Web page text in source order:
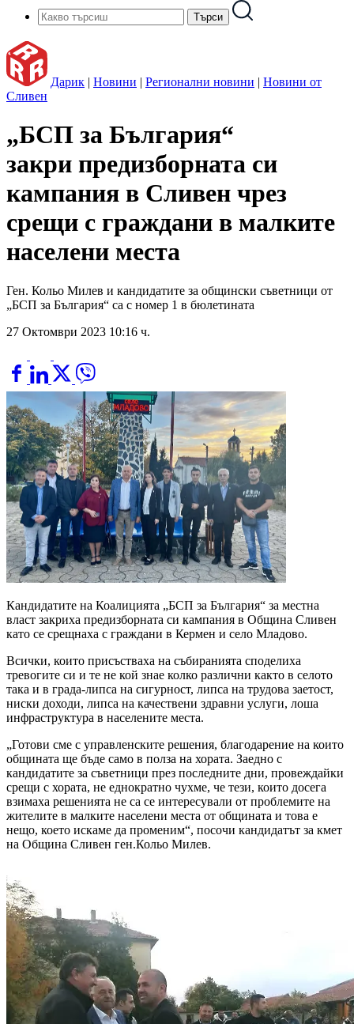
Дарик | Новини | Регионални новини | Новини от
Сливен
„БСП за България“
закри предизборната си
кампания в Сливен чрез
срещи с граждани в малките
населени места
Ген. Кольо Милев и кандидатите за общински съветници от
„БСП за България“ са с номер 1 в бюлетината
27 Октомври 2023 10:16 ч.
Кандидатите на Коалицията „БСП за България“ за местна
власт закриха предизборната си кампания в Община Сливен
като се срещнаха с граждани в Кермен и село Младово.
Всички, които присъстваха на събиранията споделиха
тревогите си и те не кой знае колко различни както в селото
така и в града-липса на сигурност, липса на трудова заетост,
ниски доходи, липса на качествени здравни услуги, лоша
инфраструктура в населените места.
„Готови сме с управленските решения, благодарение на които
общината ще бъде само в полза на хората. Заедно с
кандидатите за съветници през последните дни, провеждайки
срещи с хората, не еднократно чухме, че тези, които досега
взимаха решенията не са се интересували от проблемите на
жителите в малките населени места от общината и това е
нещо, което искаме да променим“, посочи кандидатът за кмет
на Община Сливен ген.Кольо Милев.